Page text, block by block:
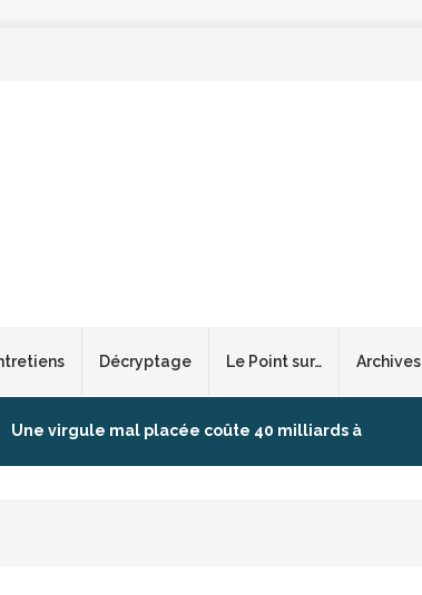
Décryptage Le Point sur… Archives
Une virgule mal placée coûte 40 milliards à